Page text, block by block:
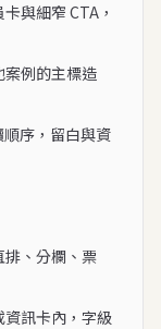
與細窄 CTA，
例的主標造
序，留白與資
、分欄、票
訊卡內，字級